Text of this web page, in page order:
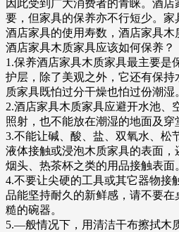
因此受到广大消费者的青睐。酒
要，但家具的保养亦不行短少。家
酒店家具的使用寿数，酒店家具木
酒店家具木质家具应该如何保养？
1.保养酒店家具木质家具最主要是
护层，除了美观之外，它还有保
质家具既怕过分干燥也怕过份潮湿
2.酒店家具木质家具应避开水池、
照射，也不能放在潮湿的地面及穿
3.不能让碱、酸、盐、双氧水、松
液体接触或浸泡木质家具的表面，
烟头、热茶杯之类的用品接触表面
4.不要让尖硬的工具或其它器物接
品能坚持耐久的新鲜感，请不要
糙的碗器。
5.—般情况下，用清洁干布擦拭木